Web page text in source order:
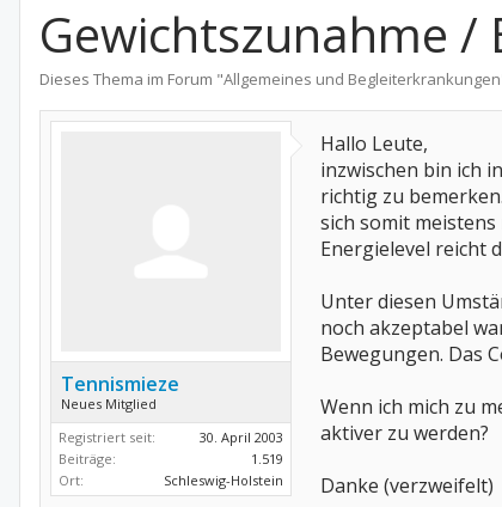
Gewichtszunahme /
Dieses Thema im Forum "Allgemeines und Begleiterkrankungen
Tennismieze
Neues Mitglied
Registriert seit:
30. April 2003
Beiträge:
1.519
Ort:
Schleswig-Holstein
Hallo Leute,
inzwischen bin ich
richtig zu
sich somit
Energielevel reicht
Unter diesen
noch akzeptabel
Bewegungen. Das
Wenn ich mich zu
aktiver zu werden?
Danke (verzweifelt)